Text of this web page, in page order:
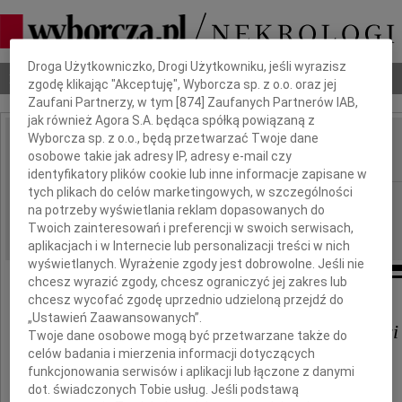
Nekrologi Odeszli Poradnik pogrzebowy
IMIĘ I NAZWISKO: Krystyna Królikiewicz
REGION: Łódź
DATA EMISJI: 27.11.2010
Grzegorzowi Królikiewiczowi
wyrazy szczerego współczucia
Dbamy o Twoją prywatność
Droga Użytkowniczko, Drogi Użytkowniku, jeśli wyrazisz
zgodę klikając "Akceptuję", Wyborcza sp. z o.o. oraz jej
Zaufani Partnerzy, w tym [874 ] Zaufanych Partnerów IAB,
jak również Agora S.A. będąca spółką powiązaną z
Wyborcza sp. z o.o., będą przetwarzać Twoje dane
osobowe takie jak adresy IP, adresy e-mail czy
identyfikatory plików cookie lub inne informacje zapisane w
tych plikach do celów marketingowych, w szczególności
na potrzeby wyświetlania reklam dopasowanych do
Twoich zainteresowań i preferencji w swoich serwisach,
aplikacjach i w Internecie lub personalizacji treści w nich
wyświetlanych. Wyrażenie zgody jest dobrowolne. Jeśli nie
chcesz wyrazić zgody, chcesz ograniczyć jej zakres lub
chcesz wycofać zgodę uprzednio udzieloną przejdź do
„Ustawień Zaawansowanych”.
Twoje dane osobowe mogą być przetwarzane także do
celów badania i mierzenia informacji dotyczących
funkcjonowania serwisów i aplikacji lub łączone z danymi
dot. świadczonych Tobie usług. Jeśli podstawą